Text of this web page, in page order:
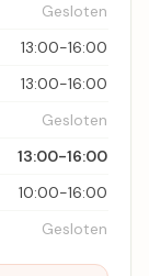
Gesloten
13:00-16:00
13:00-16:00
Gesloten
13:00-16:00
10:00-16:00
Gesloten